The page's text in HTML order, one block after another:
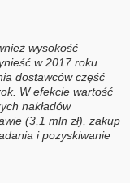
wysokość
w 2017 roku
dostawców część
W efekcie wartość
nakładów
(3,1 mln zł), zakup
i pozyskiwanie